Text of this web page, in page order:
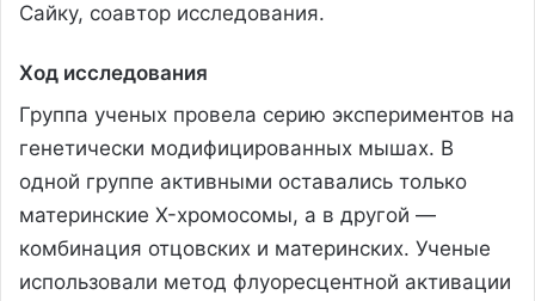
Сайку, соавтор исследования.
Ход исследования
Группа ученых провела серию экспериментов на
генетически модифицированных мышах. В
одной группе активными оставались только
материнские X-хромосомы, а в другой —
комбинация отцовских и материнских. Ученые
использовали метод флуоресцентной активации